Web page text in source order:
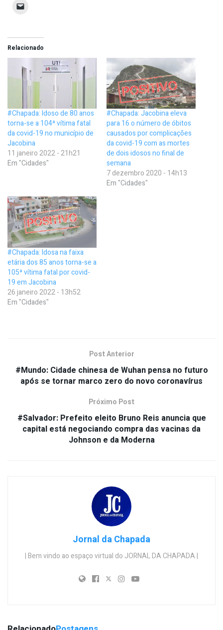
Relacionado
#Chapada: Idoso de 80 anos
torna-se a 104ª vítima fatal
da covid-19 no município de
Jacobina
11 janeiro 2022 - 21h21
Em "Cidades"
#Chapada: Jacobina eleva
para 16 o número de óbitos
causados por complicações
da covid-19 com as mortes
de dois idosos no final de
semana
7 dezembro 2020 - 14h13
Em "Cidades"
#Chapada: Idosa na faixa
etária dos 85 anos torna-se a
105ª vítima fatal por covid-
19 em Jacobina
26 janeiro 2022 - 13h52
Em "Cidades"
Post Anterior
#Mundo: Cidade chinesa de Wuhan pensa no futuro
após se tornar marco zero do novo coronavírus
Próximo Post
#Salvador: Prefeito eleito Bruno Reis anuncia que
capital está negociando compra das vacinas da
Johnson e da Moderna
Jornal da Chapada
| Bem vindo ao espaço virtual do JORNAL DA CHAPADA |